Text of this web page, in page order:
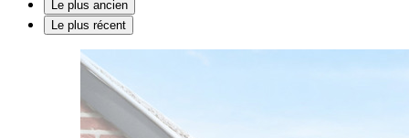
Le plus ancien
Le plus récent